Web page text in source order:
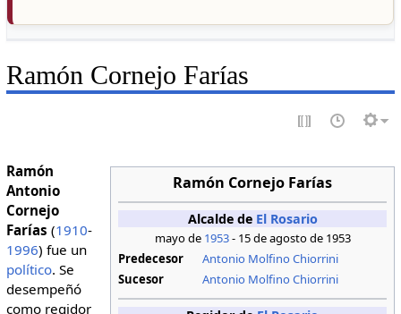
Ramón Cornejo Farías
Ramón Cornejo Farías
Alcalde de El Rosario
mayo de 1953- 15 de agosto de 1953
Predecesor
Antonio Molfino Chiorrini
Sucesor
Antonio Molfino Chiorrini
Ramón
Antonio
Cornejo
Farías (1910-
1996) fue un
político. Se
desempeñó
como regidor